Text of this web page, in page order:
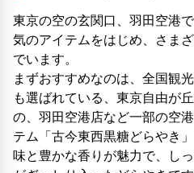
東京の空の玄関口、羽田空港
気のアイテムをはじめ、さま
でいます。
まずおすすめなのは、全国観
も選ばれている、東京自由が
の、羽田空港店など一部の空
テム「古今東西黒糖どらやき
味と豊かな香りが魅力で、し